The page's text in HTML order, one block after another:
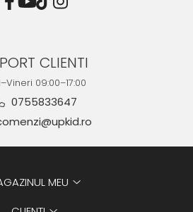
CLIENTI
09:00–17:00
0755833647
MEU